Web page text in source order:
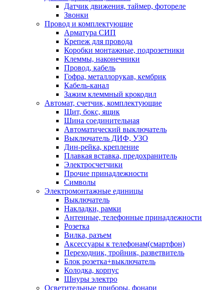
Датчик движения, таймер, фотореле
Звонки
Провод и комплектующие
Арматура СИП
Крепеж для провода
Коробки монтажные, подрозетники
Клеммы, наконечники
Провод, кабель
Гофра, металлорукав, кембрик
Кабель-канал
Зажим клеммный крокодил
Автомат, счетчик, комплектующие
Щит, бокс, ящик
Шина соединительная
Автоматический выключатель
Выключатель ДИФ, УЗО
Дин-рейка, крепление
Плавкая вставка, предохранитель
Электросчетчики
Прочие принадлежности
Символы
Электромонтажные единицы
Выключатель
Накладки, рамки
Антенные, телефонные принадлежности
Розетка
Вилка, разъем
Аксессуары к телефонам(смартфон)
Переходник, тройник, разветвитель
Блок розетка+выключатель
Колодка, корпус
Шнуры электро
Осветительные приборы, фонари